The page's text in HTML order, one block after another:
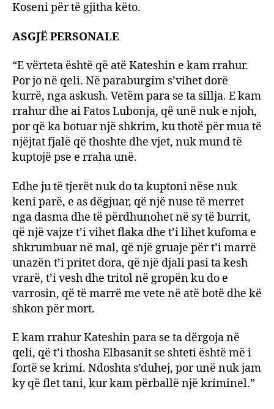
Koseni për të gjitha këto.
ASGJË PERSONALE
“E vërteta është që atë Kateshin e kam rrahur.
Por jo në qeli. Në paraburgim s’vihet dorë
kurrë, nga askush. Vetëm para se ta sillja. E kam
rrahur dhe ai Fatos Lubonja, që unë nuk e njoh,
por që ka botuar një shkrim, ku thotë për mua të
njëjtat fjalë që thoshte dhe vjet, nuk mund të
kuptojë pse e rraha unë.
Edhe ju të tjerët nuk do ta kuptoni nëse nuk
keni parë, e as dëgjuar, që një nuse të merret
nga dasma dhe të përdhunohet në sy të burrit,
që një vajze t’i vihet flaka dhe t’i lihet kufoma e
shkrumbuar në mal, që një gruaje për t’i marrë
unazën t’i pritet dora, që një djali pasi ta kesh
vrarë, t’i vesh dhe tritol në gropën ku do e
varrosin, që të marrë me vete në atë botë dhe kë
shkon për mort.
E kam rrahur Kateshin para se ta dërgoja në
qeli, që t’i thosha Elbasanit se shteti është më i
fortë se krimi. Ndoshta s’duhej, por unë nuk jam
ky që flet tani, kur kam përballë një kriminel.”